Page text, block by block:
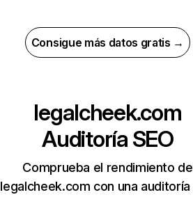
Consigue más datos gratis →
legalcheek.com
Auditoría SEO
Comprueba el rendimiento de
legalcheek.com con una